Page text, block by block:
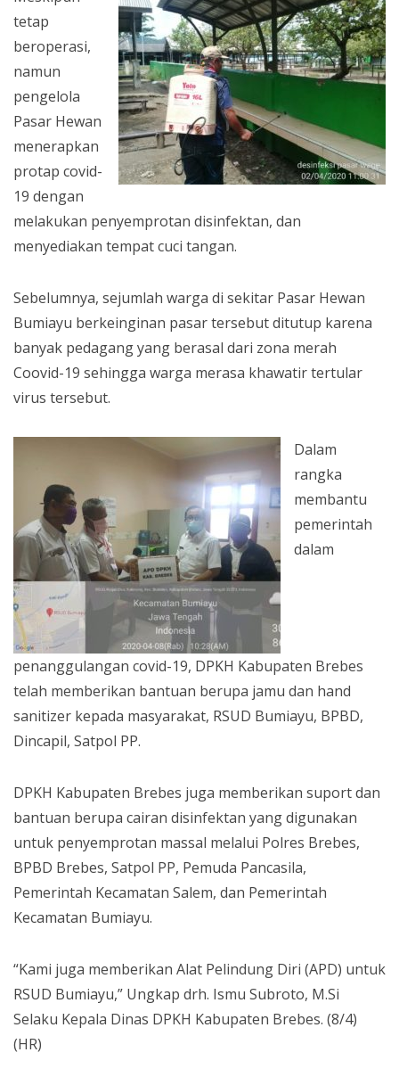
tetap
beroperasi,
namun
pengelola
Pasar Hewan
menerapkan
protap covid-
19 dengan
melakukan penyemprotan disinfektan, dan
menyediakan tempat cuci tangan.
Sebelumnya, sejumlah warga di sekitar Pasar Hewan
Bumiayu berkeinginan pasar tersebut ditutup karena
banyak pedagang yang berasal dari zona merah
Coovid-19 sehingga warga merasa khawatir tertular
virus tersebut.
Dalam
rangka
membantu
pemerintah
dalam
penanggulangan covid-19, DPKH Kabupaten Brebes
telah memberikan bantuan berupa jamu dan hand
sanitizer kepada masyarakat, RSUD Bumiayu, BPBD,
Dincapil, Satpol PP.
DPKH Kabupaten Brebes juga memberikan suport dan
bantuan berupa cairan disinfektan yang digunakan
untuk penyemprotan massal melalui Polres Brebes,
BPBD Brebes, Satpol PP, Pemuda Pancasila,
Pemerintah Kecamatan Salem, dan Pemerintah
Kecamatan Bumiayu.
“Kami juga memberikan Alat Pelindung Diri (APD) untuk
RSUD Bumiayu,” Ungkap drh. Ismu Subroto, M.Si
Selaku Kepala Dinas DPKH Kabupaten Brebes. (8/4)
(HR)